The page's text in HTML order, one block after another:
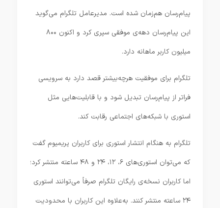
پیام‌رسان هم‌زمان شده است. مدیرعامل تلگرام می‌گوید
این پیام‌رسان دهه‌ی موفقی سپری کرد و اکنون ۸۰۰
میلیون کاربر ماهانه دارد.
تلگرام برای موفقیت هرچه‌بیشتر قصد دارد به سرویسی
فراتر از پیام‌رسان تبدیل شود و با قابلیت‌هایی مثل
استوری با شبکه‌های اجتماعی رقابت کند.
تلگرام به هنگام انتشار استوری برای کاربران پریمیوم گفت
که می‌توان استوری‌های ۶، ۱۲، ۲۴ و ۴۸ ساعته منتشر کرد؛
اما کاربران نسخه‌ی رایگان تلگرام صرفاً می‌توانند استوری
۲۴ ساعته منتشر کنند. به‌علاوه این کاربران با محدودیت